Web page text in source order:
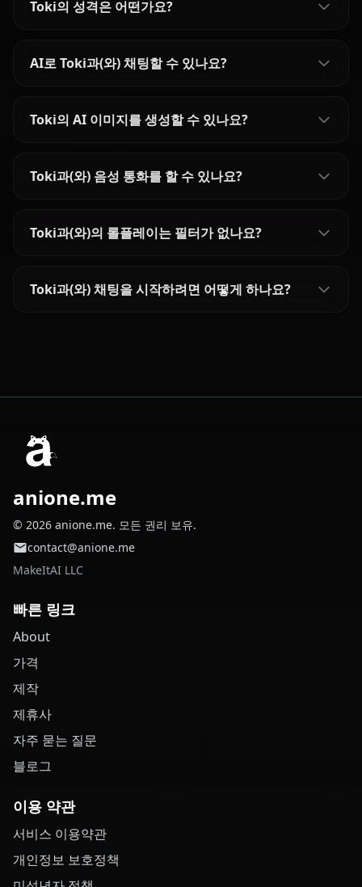
Toki의 성격은 어떤가요?
AI로 Toki과(와) 채팅할 수 있나요?
Toki의 AI 이미지를 생성할 수 있나요?
Toki과(와) 음성 통화를 할 수 있나요?
Toki과(와)의 롤플레이는 필터가 없나요?
Toki과(와) 채팅을 시작하려면 어떻게 하나요?
anione.me
© 2026 anione.me. 모든 권리 보유.
contact@anione.me
MakeItAI LLC
빠른 링크
About
가격
제작
제휴사
자주 묻는 질문
블로그
이용 약관
서비스 이용약관
개인정보 보호정책